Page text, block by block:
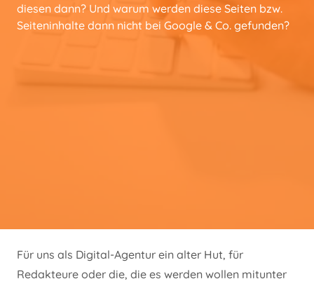
diesen dann? Und warum werden diese Seiten bzw.
Seiteninhalte dann nicht bei Google & Co. gefunden?
Für uns als Digital-Agentur ein alter Hut, für
Redakteure oder die, die es werden wollen mitunter